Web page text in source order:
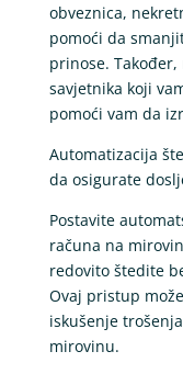
obveznica,
pomoći da
prinose.
savjetnika koji
pomoći vam da
Automatizacija
da osigurate
Postavite
računa na
redovito štedite
Ovaj pristup
iskušenje
mirovinu.